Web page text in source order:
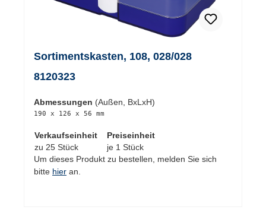
Sortimentskasten, 108, 028/028
8120323
Abmessungen (Außen, BxLxH)
190 x 126 x 56 mm
Verkaufseinheit
Preiseinheit
zu 25 Stück
je 1 Stück
Um dieses Produkt zu bestellen, melden Sie sich
bitte hier an.